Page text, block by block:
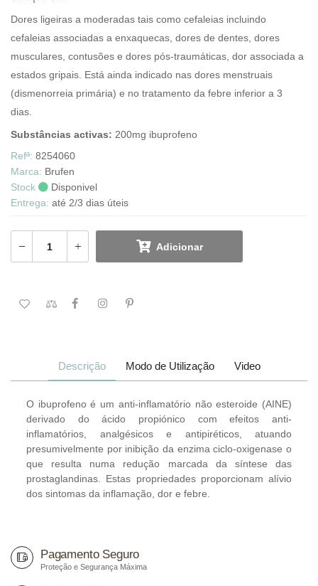
Descrição Modo de Utilização Video
O ibuprofeno é um anti-inflamatório não esteroide (AINE)
derivado do ácido propiónico com efeitos anti-
inflamatórios, analgésicos e antipiréticos, atuando
presumivelmente por inibição da enzima ciclo-oxigenase o
que resulta numa redução marcada da síntese das
prostaglandinas. Estas propriedades proporcionam alívio
dos sintomas da inflamação, dor e febre.
Dores ligeiras a moderadas tais como cefaleias incluindo
cefaleias associadas a enxaquecas, dores de dentes, dores
musculares, contusões e dores pós-traumáticas, dor associada a
estados gripais. Está ainda indicado nas dores menstruais
(dismenorreia primária) e no tratamento da febre inferior a 3
dias.
Substâncias activas: 200mg ibuprofeno
Refª: 8254060
Marca: Brufen
Stock
Disponivel
Entrega: até 2/3 dias úteis
Adicionar
Pagamento Seguro
Proteção e Segurança Máxima